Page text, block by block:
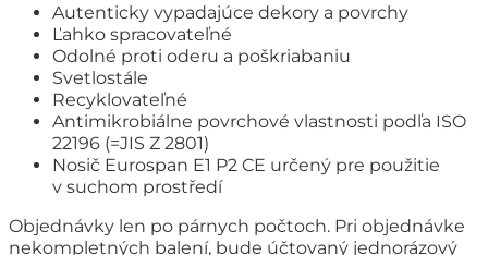
Autenticky vypadajúce dekory a povrchy
Ľahko spracovateľné
Odolné proti oderu a poškriabaniu
Svetlostále
Recyklovateľné
Antimikrobiálne povrchové vlastnosti podľa ISO
22196 (=JIS Z 2801)
Nosič Eurospan E1 P2 CE určený pre použitie
v suchom prostředí
Objednávky len po párnych počtoch. Pri objednávke
nekompletných balení, bude účtovaný jednorázový